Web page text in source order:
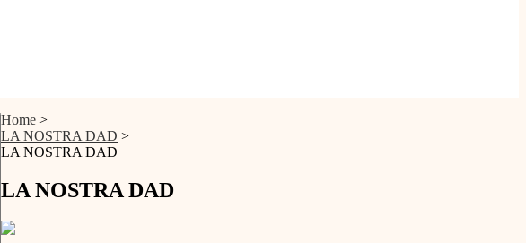
Home >
LA NOSTRA DAD >
LA NOSTRA DAD
LA NOSTRA DAD